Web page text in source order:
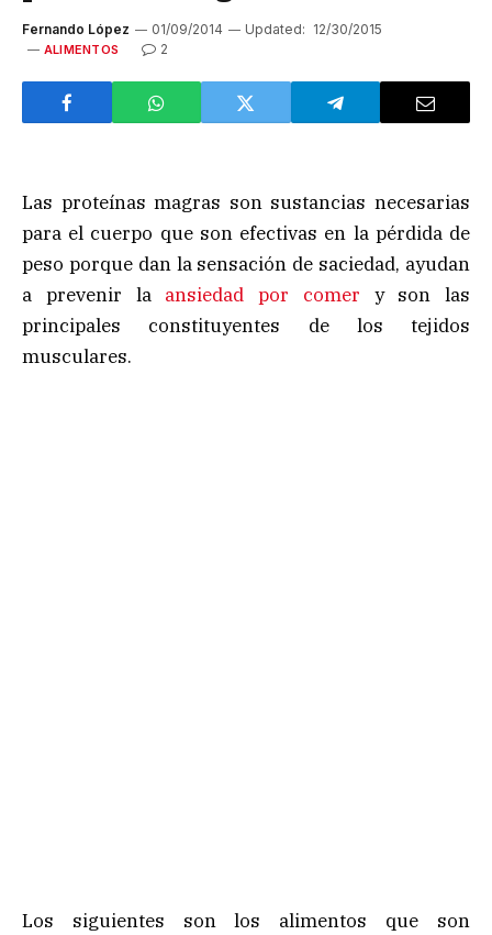
Fernando López 01/09/2014 Updated: 12/30/2015
ALIMENTOS 2
Las proteínas magras son sustancias necesarias
para el cuerpo que son efectivas en la pérdida de
peso porque dan la sensación de saciedad, ayudan
a prevenir la ansiedad por comer y son las
principales constituyentes de los tejidos
musculares.
Los siguientes son los alimentos que son